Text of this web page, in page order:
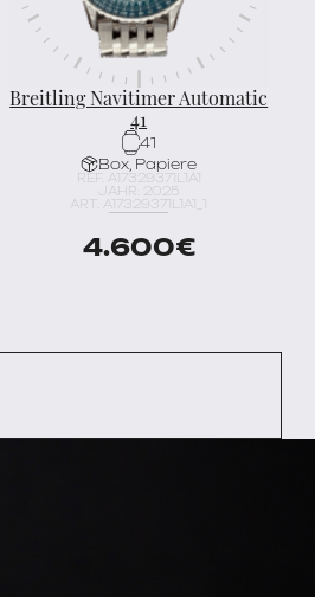
Breitling Navitimer Automatic
41
41
Box, Papiere
REF. A17329371L1A1
JAHR: 2025
ART. A17329371L1A1_1
4.600€